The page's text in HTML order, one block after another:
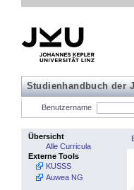
Studienhandbuch der
Benutzername
Übersicht
Alle Curricula
Externe Tools
KUSSS
Auwea NG